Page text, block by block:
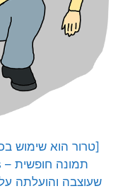
[טרור הוא שימוש